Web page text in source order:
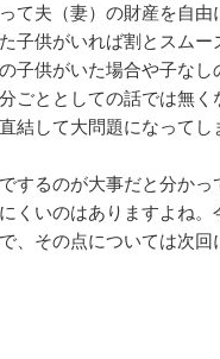
て夫（妻）の財産を自由
子供がいれば割とスムー
子供がいた場合や子なし
ごととしての話では無く
結して大問題になってし
するのが大事だと分かっ
くいのはありますよね。
、その点については次回